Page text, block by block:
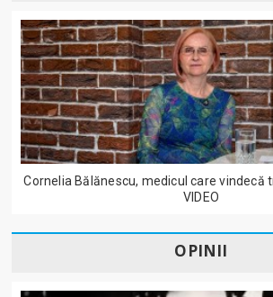
Cornelia Bălănescu, medicul care vindecă
VIDEO
OPINII